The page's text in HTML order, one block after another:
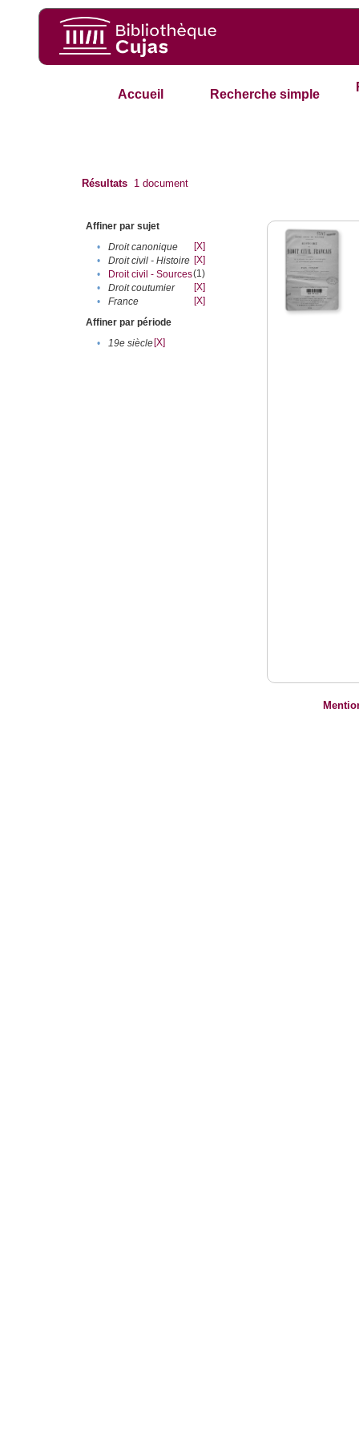
Accueil Recherche simple
Résultats 1 document
Affiner par sujet
•
Droit canonique
[X]
•
Droit civil - Histoire [X]
•
Droit civil - Sources(1)
•
Droit coutumier
[X]
•
France
[X]
Affiner par période
•
19e siècle[X]